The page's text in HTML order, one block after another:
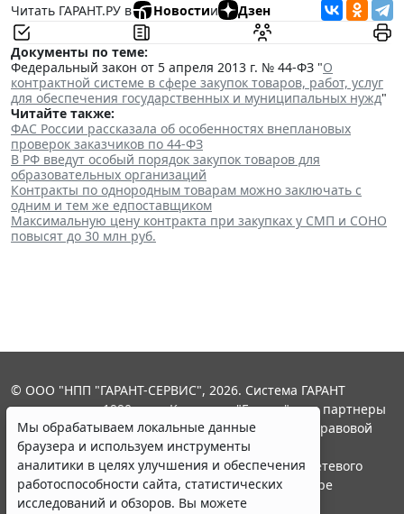
Читать ГАРАНТ.РУ в
Новостии Дзен
Документы по теме:
Федеральный закон от 5 апреля 2013 г. № 44-ФЗ "О
контрактной системе в сфере закупок товаров, работ, услуг
для обеспечения государственных и муниципальных нужд"
Читайте также:
ФАС России рассказала об особенностях внеплановых
проверок заказчиков по 44-ФЗ
В РФ введут особый порядок закупок товаров для
образовательных организаций
Контракты по однородным товарам можно заключать с
одним и тем же едпоставщиком
Максимальную цену контракта при закупках у СМП и СОНО
повысят до 30 млн руб.
Мы обрабатываем локальные данные
браузера и используем инструменты
аналитики в целях улучшения и обеспечения
работоспособности сайта, статистических
исследований и обзоров. Вы можете
© ООО "НПП "ГАРАНТ-СЕРВИС", 2026. Система ГАРАНТ
выпускается с 1990 года. Компания "Гарант" и ее партнеры
являются участниками Российской ассоциации правовой
информации ГАРАНТ.
Портал ГАРАНТ.РУ зарегистрирован в качестве сетевого
издания Федеральной службой по надзору в сфере
связи,информационных технологий и массовых